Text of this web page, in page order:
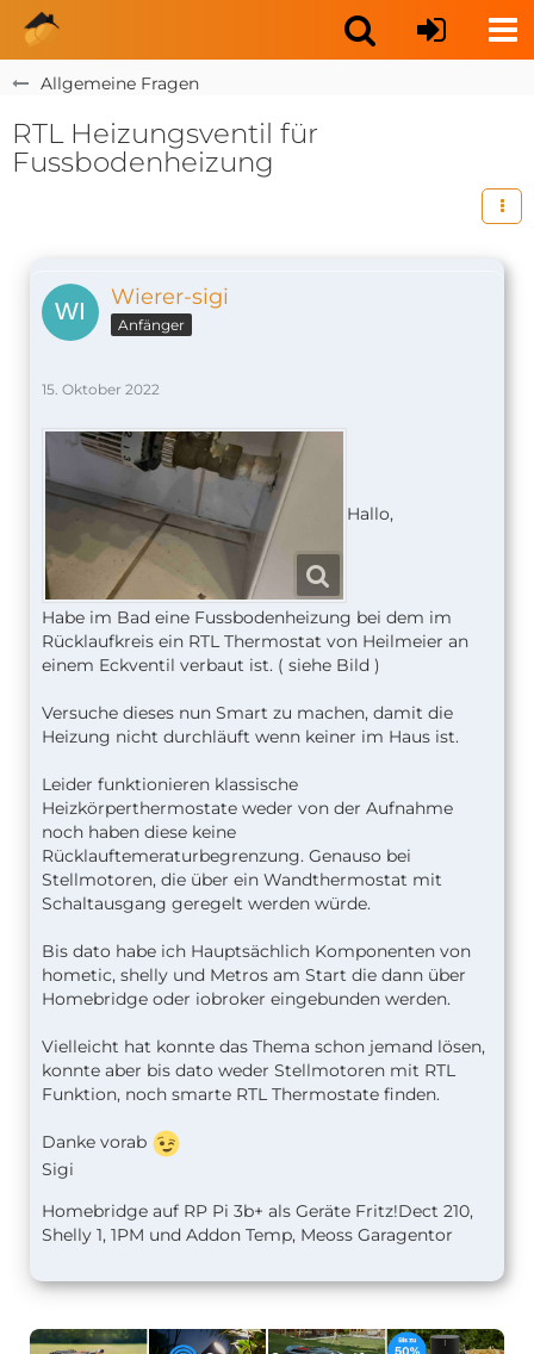
Allgemeine Fragen
RTL Heizungsventil für
Fussbodenheizung
Wierer-sigi
Anfänger
15. Oktober 2022
Hallo,
Habe im Bad eine Fussbodenheizung bei dem im
Rücklaufkreis ein RTL Thermostat von Heilmeier an
einem Eckventil verbaut ist. ( siehe Bild )
Versuche dieses nun Smart zu machen, damit die
Heizung nicht durchläuft wenn keiner im Haus ist.
Leider funktionieren klassische
Heizkörperthermostate weder von der Aufnahme
noch haben diese keine
Rücklauftemeraturbegrenzung. Genauso bei
Stellmotoren, die über ein Wandthermostat mit
Schaltausgang geregelt werden würde.
Bis dato habe ich Hauptsächlich Komponenten von
hometic, shelly und Metros am Start die dann über
Homebridge oder iobroker eingebunden werden.
Vielleicht hat konnte das Thema schon jemand lösen,
konnte aber bis dato weder Stellmotoren mit RTL
Funktion, noch smarte RTL Thermostate finden.
Danke vorab
Sigi
Homebridge auf RP Pi 3b+ als Geräte Fritz!Dect 210,
Shelly 1, 1PM und Addon Temp, Meoss Garagentor